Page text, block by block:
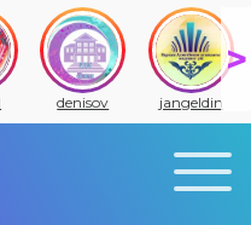
denisov jangeldin